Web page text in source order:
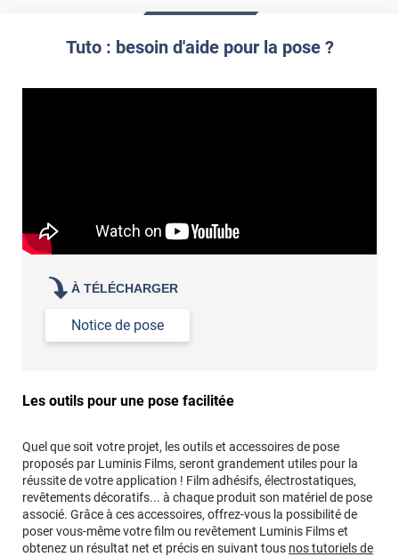
Tuto : besoin d'aide pour la pose ?
À TÉLÉCHARGER
Notice de pose
Les outils pour une pose facilitée
Quel que soit votre projet, les outils et accessoires de pose
proposés par Luminis Films, seront grandement utiles pour la
réussite de votre application ! Film adhésifs, électrostatiques,
revêtements décoratifs... à chaque produit son matériel de pose
associé. Grâce à ces accessoires, offrez-vous la possibilité de
poser vous-même votre film ou revêtement Luminis Films et
obtenez un résultat net et précis en suivant tous nos tutoriels de